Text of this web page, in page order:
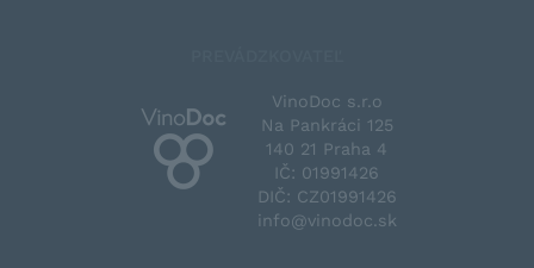
VinoDoc s.r.o
Na Pankráci 125
140 21 Praha 4
IČ: 01991426
DIČ: CZ01991426
info@vinodoc.sk